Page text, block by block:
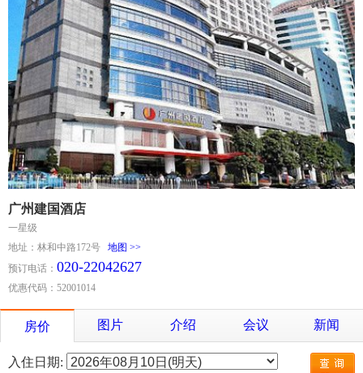
广州建国酒店
一星级
地址：林和中路172号 地图 >>
预订电话： 020-22042627
优惠代码：52001014
房价 图片 介绍 会议 新闻
入住日期: